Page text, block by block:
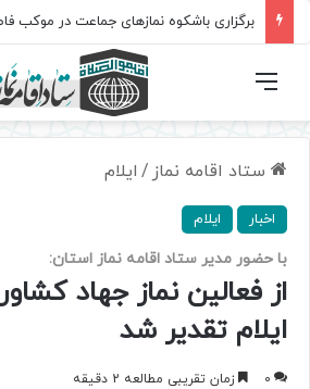
برگزاری باشکوه نمازهای جماعت در موکب
فهرست
ستاد اقامه نماز / ایلام
اخبار ایلام
با حضور مدیر ستاد اقامه نماز استان:
از فعالین نماز جهاد
ایلام تقدیر شد
0 زمان تقریبی مطالعه 2 دقیقه